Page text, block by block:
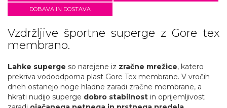
DOBAVA IN DOSTAVA
Vzdržljive športne superge z Gore tex
membrano.
Lahke superge so narejene iz zračne mrežice, katero
prekriva vodoodporna plast Gore Tex membrane. V vročih
dneh ostanejo noge hladne zaradi zračne membrane, a
hkrati nudijo superge dobro stabilnost in oprijemljivost